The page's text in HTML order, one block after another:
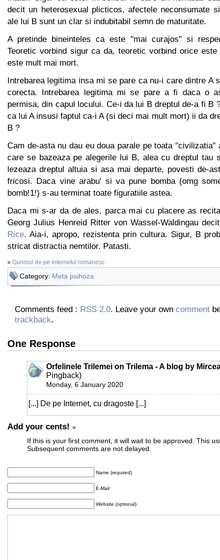
decit un heterosexual plicticos, afectele neconsumate
ale lui B sunt un clar si indubitabil semn de maturitate.
A pretinde bineinteles ca este "mai curajos" si
Teoretic vorbind sigur ca da, teoretic vorbind orice
este mult mai mort.
Intrebarea legitima insa mi se pare ca nu-i care dintre A
corecta. Intrebarea legitima mi se pare a fi daca o
permisa, din capul locului. Ce-i da lui B dreptul de-a fi B
ca lui A insusi faptul ca-i A (si deci mai mult mort) ii da
B ?
Cam de-asta nu dau eu doua parale pe toata "civilizatia"
care se bazeaza pe alegerile lui B, alea cu dreptul tau
lezeaza dreptul altuia si asa mai departe, povesti de-
fricosi. Daca vine arabu' si va pune bomba (omg
bomb!1!) s-au terminat toate figuratiile astea.
Daca mi s-ar da de ales, parca mai cu placere as
Georg Julius Henreid Ritter von Wassel-Waldingau
Rice. Aia-i, apropo, rezistenta prin cultura. Sigur, B
stricat distractia nemtilor. Patasti.
« Gunoiul de pe internetul romanesc
Category: Meta psihoza
Comments feed : RSS 2.0. Leave your own comment
trackback.
One Response
Orfelinele Trilemei on Trilema - A blog by
Pingback)
Monday, 6 January 2020
[...] De pe Internet, cu dragoste [...]
Add your cents! »
If this is your first comment, it will wait to be approved. This
Subsequent comments are not delayed.
Name (required)
E-Mail
Website (optional)